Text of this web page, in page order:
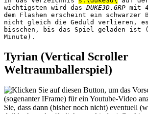
wichtigsten wird das DUKE3D.GRP mit
dem Flashen erscheint ein
nicht gleich die Geduld verlieren,
bisschen, bis das Spiel geladen ist
Minute).
Tyrian (Vertical Scroller
Weltraumballerspiel)